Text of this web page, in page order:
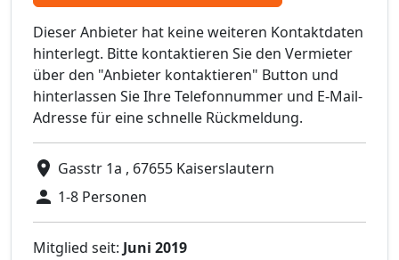
Dieser Anbieter hat keine weiteren Kontaktdaten
hinterlegt. Bitte kontaktieren Sie den Vermieter
über den "Anbieter kontaktieren" Button und
hinterlassen Sie Ihre Telefonnummer und E-Mail-
Adresse für eine schnelle Rückmeldung.
Gasstr 1a , 67655 Kaiserslautern
1-8 Personen
Mitglied seit: Juni 2019